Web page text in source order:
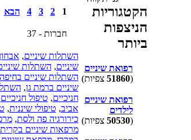
הקטגוריות
הניצפות
ביותר
רפואת שיניים
(
51860 צפיות)
רפואת שיניים
לילדים
(
50530 צפיות)
1
2
3
4 הבא
חברות - 37
השתלות שיניים,
שיניים, השתלות
השתלות שיניים בחיפה
שיניים ברמת גן,
חניכיים, טיפול חניכיים
אביב, טיפולי שיננית,
כירורגיה פה ולסת,
מרפאות שיניים